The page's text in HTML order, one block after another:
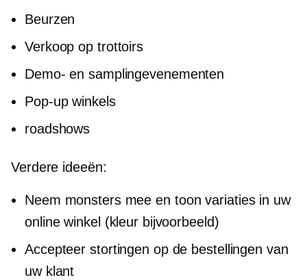
Beurzen
Verkoop op trottoirs
Demo- en samplingevenementen
Pop-upwinkels
roadshows
Verdere ideeën:
Neem monsters mee en toon variaties in uw
online winkel (kleur bijvoorbeeld)
Accepteer stortingen op de bestellingen van
uw klant